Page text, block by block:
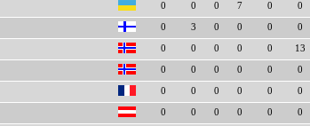
0 0 0 7 0 0
0 3 0 0 0 0
0 0 0 0 0 13
0 0 0 0 0 0
0 0 0 0 0 0
0 0 0 0 0 0